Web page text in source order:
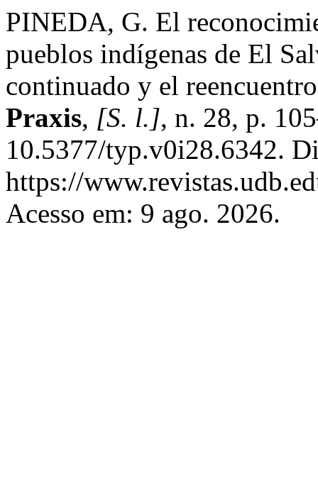
PINEDA, G. El
pueblos indígenas de El
continuado y el
Praxis, [S. l.], n. 28, p.
10.5377/typ.v0i28.6342.
https://
Acesso em: 9 ago. 2026.